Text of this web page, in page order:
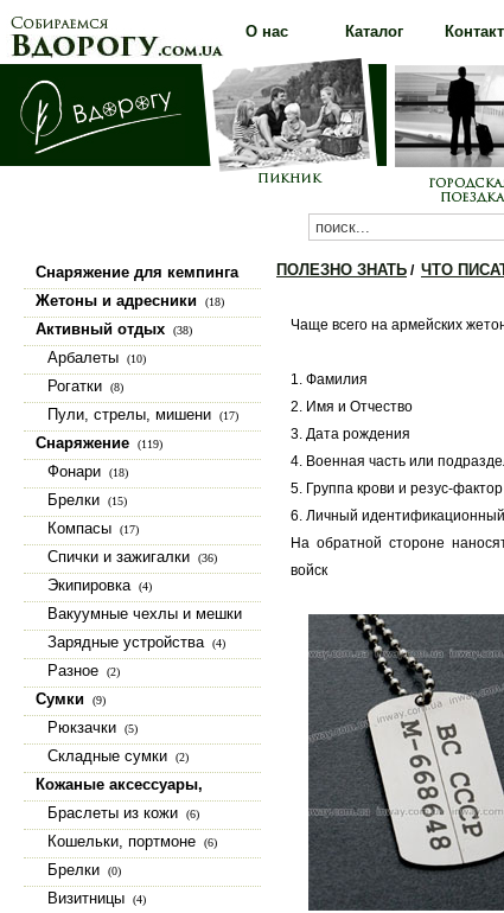
О нас Каталог
Снаряжение для кемпинга
(100)
Жетоны и адресники (18)
Активный отдых (38)
Арбалеты (10)
Рогатки (8)
Пули, стрелы, мишени (17)
Снаряжение (119)
Фонари (18)
Брелки (15)
Компасы (17)
Спички и зажигалки (36)
Экипировка (4)
Вакуумные чехлы и мешки
Зарядные устройства (4)
Разное (2)
Сумки (9)
Рюкзачки (5)
Складные сумки (2)
Кожаные аксессуары,
изделия из натуральной кожи
(23)
Браслеты из кожи (6)
Кошельки, портмоне (6)
Брелки (0)
Визитницы (4)
ПОЛЕЗНО ЗНАТЬ / ЧТО
Чаще всего на армейских
1. Фамилия
2. Имя и Отчество
3. Дата рождения
4. Военная часть или
5. Группа крови и резус-фактор
6. Личный
На обратной стороне
войск